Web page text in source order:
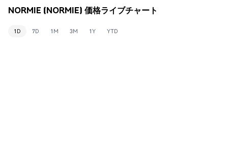
NORMIE (NORMIE) 価格ライブチャート
1D 7D 1M 3M 1Y YTD